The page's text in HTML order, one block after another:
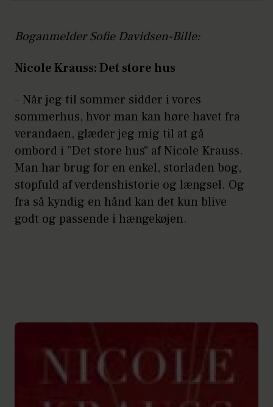
Boganmelder Sofie Davidsen-Bille:
Nicole Krauss: Det store hus
– Når jeg til sommer sidder i vores
sommerhus, hvor man kan høre havet fra
verandaen, glæder jeg mig til at gå
ombord i ”Det store hus“ af Nicole Krauss.
Man har brug for en enkel, storladen bog,
stopfuld af verdenshistorie og længsel. Og
fra så kyndig en hånd kan det kun blive
godt og passende i hængekøjen.